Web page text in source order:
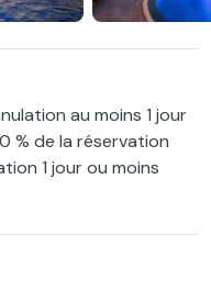
au moins 1 jour
% de la réservation
1 jour ou moins